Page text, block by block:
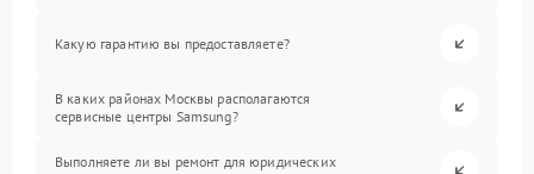
Какую гарантию вы предоставляете?
В каких районах Москвы располагаются
сервисные центры Samsung?
Выполняете ли вы ремонт для юридических